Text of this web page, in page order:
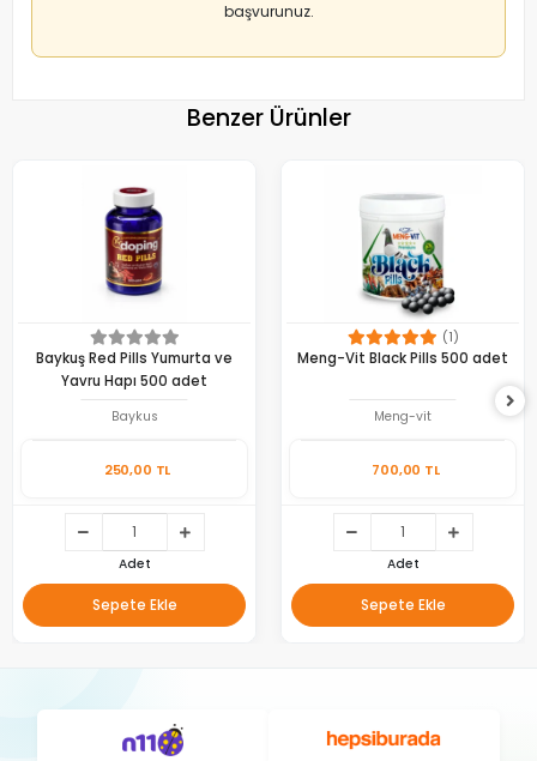
başvurunuz.
Benzer Ürünler
Baykuş Red Pills Yumurta ve
Yavru Hapı 500 adet
Baykus
250,00 TL
Adet
Sepete Ekle
(1)
Meng-Vit Black Pills 500 adet
Meng-vit
700,00 TL
Adet
Sepete Ekle